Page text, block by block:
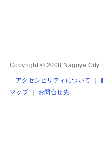
Copyright © 2008 Nagoya City
アクセシビリティについて ｜
マップ｜ お問合せ先